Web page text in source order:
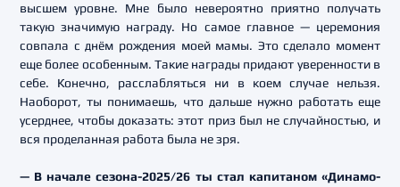
высшем уровне. Мне было невероятно приятно получать
такую значимую награду. Но самое главное — церемония
совпала с днём рождения моей мамы. Это сделало момент
еще более особенным. Такие награды придают уверенности в
себе. Конечно, расслабляться ни в коем случае нельзя.
Наоборот, ты понимаешь, что дальше нужно работать еще
усерднее, чтобы доказать: этот приз был не случайностью, и
вся проделанная работа была не зря.
— В начале сезона-2025/26 ты стал капитаном «Динамо-